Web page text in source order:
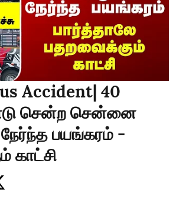
Accident| 40
சென்ற சென்னை
நேர்ந்த பயங்கரம் -
காட்சி